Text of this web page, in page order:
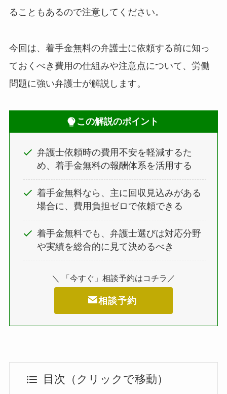
ることもあるので注意してください。
今回は、着手金無料の弁護士に依頼する前に知っ
ておくべき費用の仕組みや注意点について、労働
問題に強い弁護士が解説します。
この解説のポイント
弁護士依頼時の費用不安を軽減するた
め、着手金無料の報酬体系を活用する
着手金無料なら、主に回収見込みがある
場合に、費用負担ゼロで依頼できる
着手金無料でも、弁護士選びは対応分野
や実績を総合的に見て決めるべき
＼ 「今すぐ」相談予約はコチラ／
相談予約
目次（クリックで移動）